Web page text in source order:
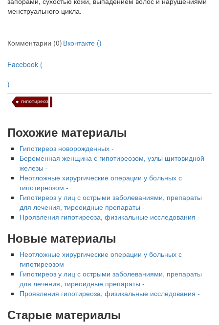
менструально­го цикла.
Комментарии (0) Вконтакте ()
Facebook (
)
гипотиреоз
Похожие материалы
Гипотиреоз новорожденных -
Беременная женщина с гипотиреозом, узлы щитовидной
железы -
Неотложные хирургические операции у больных с
гипотиреозом -
Гипотиреоз у лиц с острыми заболеваниями, препараты
для лечения, тиреоидные препараты -
Проявления гипотиреоза, физикальные исследования -
Новые материалы
Неотложные хирургические операции у больных с
гипотиреозом -
Гипотиреоз у лиц с острыми заболеваниями, препараты
для лечения, тиреоидные препараты -
Проявления гипотиреоза, физикальные исследования -
Старые материалы